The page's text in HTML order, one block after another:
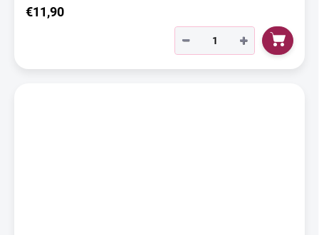
€11,90
+
−